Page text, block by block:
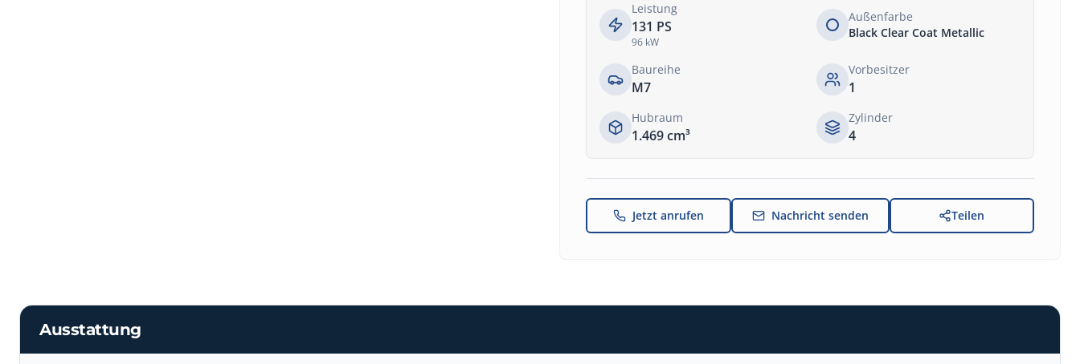
Leistung
131 PS
96 kW
Außenfarbe
Black Clear Coat Metallic
Baureihe
M7
Vorbesitzer
1
Hubraum
1.469cm³
Zylinder
4
Jetzt anrufen Nachricht senden Teilen
Ausstattung